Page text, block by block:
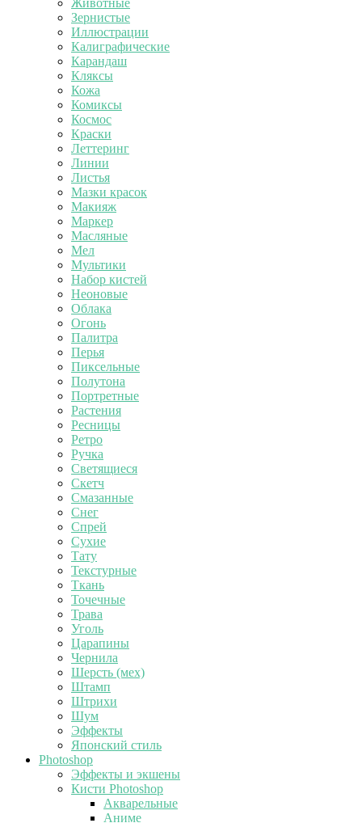
Животные
Зернистые
Иллюстрации
Калиграфические
Карандаш
Кляксы
Кожа
Комиксы
Космос
Краски
Леттеринг
Линии
Листья
Мазки красок
Макияж
Маркер
Масляные
Мел
Мультики
Набор кистей
Неоновые
Облака
Огонь
Палитра
Перья
Пиксельные
Полутона
Портретные
Растения
Ресницы
Ретро
Ручка
Светящиеся
Скетч
Смазанные
Снег
Спрей
Сухие
Тату
Текстурные
Ткань
Точечные
Трава
Уголь
Царапины
Чернила
Шерсть (мех)
Штамп
Штрихи
Шум
Эффекты
Японский стиль
Photoshop
Эффекты и экшены
Кисти Photoshop
Акварельные
Аниме